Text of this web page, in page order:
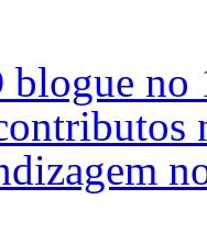
blogue no